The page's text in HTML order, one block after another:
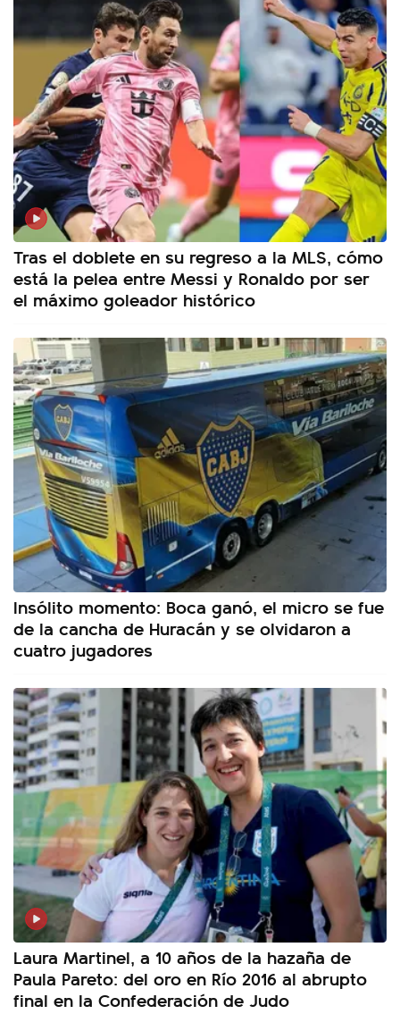
Tras el doblete en su regreso a la MLS, cómo
está la pelea entre Messi y Ronaldo por ser
el máximo goleador histórico
Insólito momento: Boca ganó, el micro se fue
de la cancha de Huracán y se olvidaron a
cuatro jugadores
Laura Martinel, a 10 años de la hazaña de
Paula Pareto: del oro en Río 2016 al abrupto
final en la Confederación de Judo